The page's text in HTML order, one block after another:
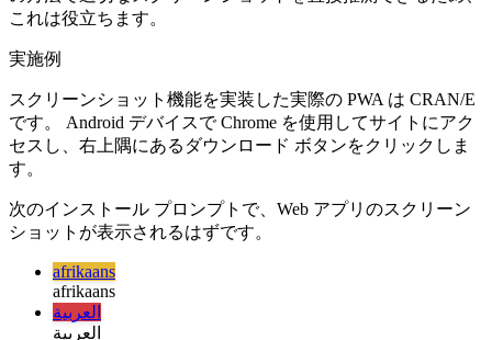
す。
PWA からネイティブ アプリを生成する一部のツールは、こ
これは役立ちます。
実施例
スクリーンショット機能を実装した実際の PWA は CRAN/E
です。 Android デバイスで Chrome を使用してサイトにアク
セスし、右上隅にあるダウンロード ボタンをクリックしま
次のインストール プロンプトで、Web アプリのスクリーン
ショットが表示されるはずです。